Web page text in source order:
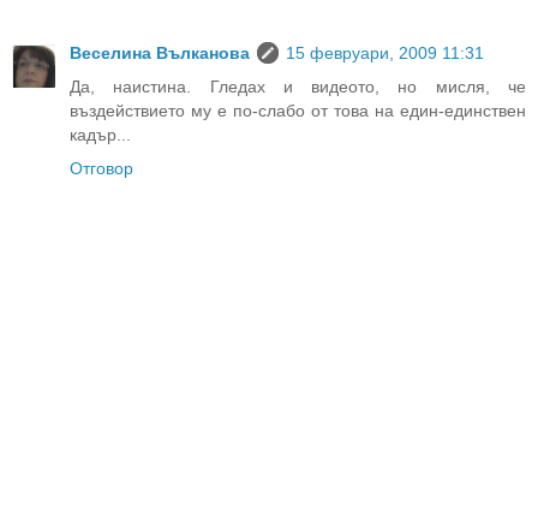
Веселина Вълканова
15 февруари, 2009 11:31
Да, наистина. Гледах и видеото, но мисля, че
въздействието му е по-слабо от това на един-единствен
кадър...
Отговор